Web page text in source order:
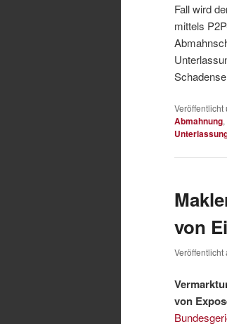
Fall wird
mittels
Veröffentlicht
Abmahnung,
von
Veröffentlicht
von